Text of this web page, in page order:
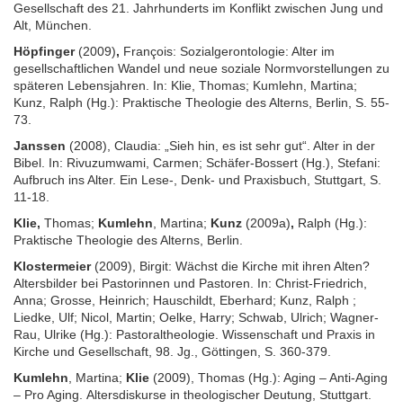
Gesellschaft des 21. Jahrhunderts im Konflikt zwischen Jung und
Alt, München.
Höpfinger(2009), François: Sozialgerontologie: Alter im
gesellschaftlichen Wandel und neue soziale Normvorstellungen zu
späteren Lebensjahren. In: Klie, Thomas; Kumlehn, Martina;
Kunz, Ralph (Hg.): Praktische Theologie des Alterns, Berlin, S. 55-
73.
Janssen (2008), Claudia: „Sieh hin, es ist sehr gut“. Alter in der
Bibel. In: Rivuzumwami, Carmen; Schäfer-Bossert (Hg.), Stefani:
Aufbruch ins Alter. Ein Lese-, Denk- und Praxisbuch, Stuttgart, S.
11-18.
Klie, Thomas; Kumlehn , Martina; Kunz (2009a), Ralph (Hg.):
Praktische Theologie des Alterns, Berlin.
Klostermeier(2009), Birgit: Wächst die Kirche mit ihren Alten?
Altersbilder bei Pastorinnen und Pastoren. In: Christ-Friedrich,
Anna; Grosse, Heinrich; Hauschildt, Eberhard; Kunz, Ralph ;
Liedke, Ulf; Nicol, Martin; Oelke, Harry; Schwab, Ulrich; Wagner-
Rau, Ulrike (Hg.): Pastoraltheologie. Wissenschaft und Praxis in
Kirche und Gesellschaft, 98. Jg., Göttingen, S. 360-379.
Kumlehn , Martina; Klie (2009), Thomas (Hg.): Aging – Anti-Aging
– Pro Aging. Altersdiskurse in theologischer Deutung, Stuttgart.